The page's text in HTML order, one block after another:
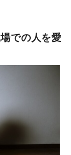
での人を愛